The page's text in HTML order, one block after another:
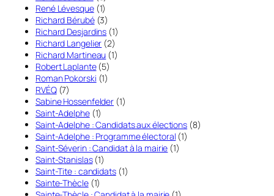
René Lévesque(1)
Richard Bérubé(3)
Richard Desjardins (1)
Richard Langelier (2)
Richard Martineau (1)
Robert Laplante(5)
Roman Pokorski (1)
RVÉQ(7)
Sabine Hossenfelder (1)
Saint-Adelphe(1)
Saint-Adelphe : Candidats aux élections (8)
Saint-Adelphe : Programme électoral (1)
Saint-Séverin : Candidat à la mairie (1)
Saint-Stanislas(1)
Saint-Tite : candidats(1)
Sainte-Thècle(1)